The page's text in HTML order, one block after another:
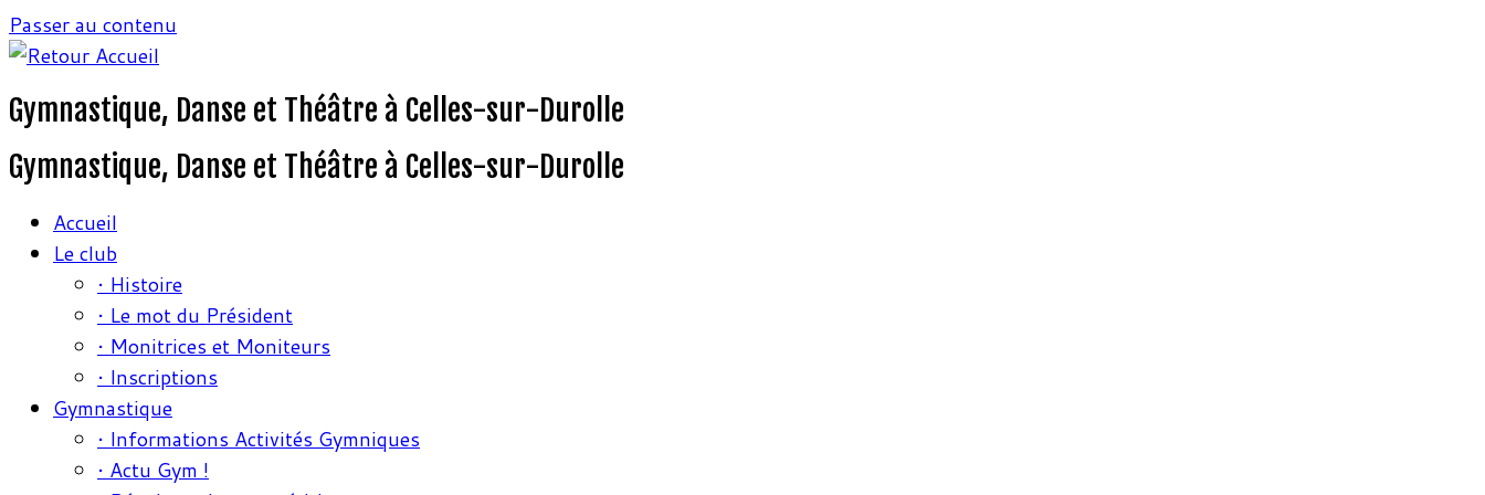
Passer au contenu
Gymnastique, Danse et Théâtre à Celles-sur-Durolle
Gymnastique, Danse et Théâtre à Celles-sur-Durolle
Accueil
Le club
• Histoire
• Le mot du Président
• Monitrices et Moniteurs
• Inscriptions
Gymnastique
• Informations Activités Gymniques
• Actu Gym !